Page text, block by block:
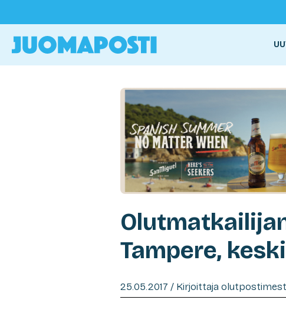
Tampere,
25.05.2017 / Kirjoittaja